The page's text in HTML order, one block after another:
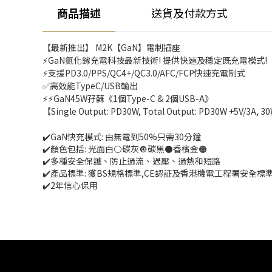
商品描述 送貨及付款方式
【最新推出】 M2K【GaN】電制插座
⚡GaN氮化鎵充電科技最新技術! 提供快速及穩定既充電模式!
⚡支援PD3.0/PPS/QC4+/QC3.0/AFC/FCP快速充電制式
✅高效能TypeC/USB輸出
⚡⚡GaN45W孖蘇《1個Type-C & 2個USB-A》
【Single Output: PD30W, Total Output: PD30W +5V/3A,
✔️GaN快充模式: 由無電到50%只需30分鐘
✔️顏色包括: 光面白⚪碳灰🔘碳黑⚫香檳金🟠
✔️多種安全保護、防止過流、過壓、過熱和短路
✔️產品標準: 獲BS規格標準,CE認証及香港機電工程署安全標
✔️2年信心保用